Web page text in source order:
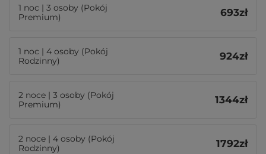
1 noc | 3 osoby (Pokój
Premium)
693zł
1 noc | 4 osoby (Pokój
Rodzinny)
924zł
2 noce | 3 osoby (Pokój
Premium)
1344zł
2 noce | 4 osoby (Pokój
Rodzinny)
1792zł